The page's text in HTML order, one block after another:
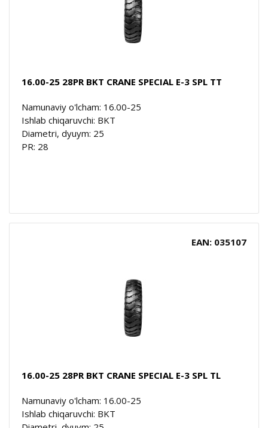
16.00-25 28PR BKT CRANE SPECIAL E-3 SPL TT
Namunaviy o'lcham: 16.00-25
Ishlab chiqaruvchi: BKT
Diametri, dyuym: 25
PR: 28
EAN: 035107
16.00-25 28PR BKT CRANE SPECIAL E-3 SPL TL
Namunaviy o'lcham: 16.00-25
Ishlab chiqaruvchi: BKT